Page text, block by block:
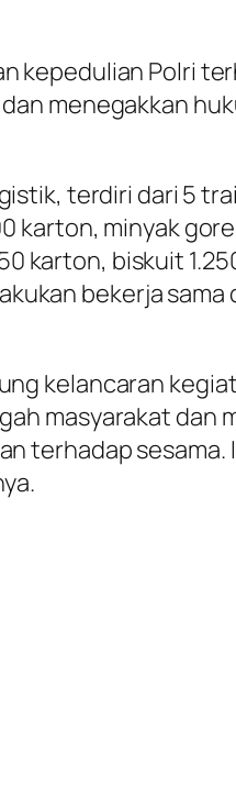
kepedulian Polri
menegakkan
terdiri dari 5
karton, minyak
karton, biskuit
bekerja
kelancaran
masyarakat dan
terhadap